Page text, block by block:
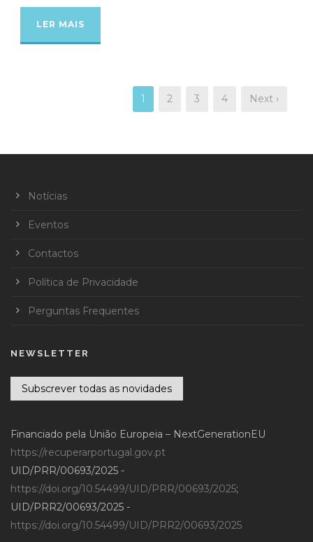
LER MAIS
1 2 3 4 Next ›
Notícias
Eventos
Contactos
Política de Privacidade
Perguntas Frequentes
NEWSLETTER
Subscrever todas as novidades
Financiado pela União Europeia – NextGenerationEU
https://recuperarportugal.gov.pt
UID/PRR/00693/2025 -
https://doi.org/10.54499/UID/PRR/00693/2025;
UID/PRR2/00693/2025 -
https://doi.org/10.54499/UID/PRR2/00693/2025